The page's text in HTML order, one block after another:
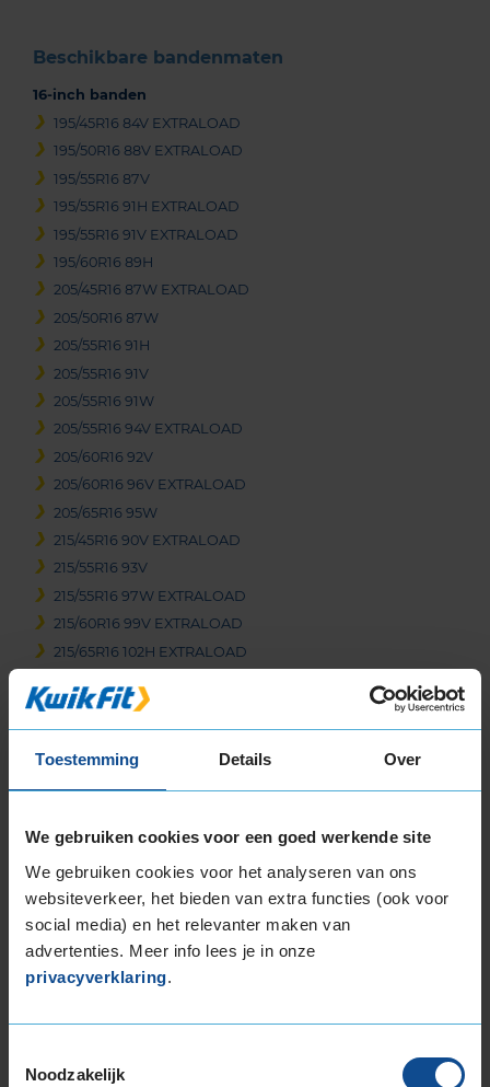
Toestemming Details Over
We gebruiken cookies voor een goed werkende site
We gebruiken cookies voor het analyseren van ons
websiteverkeer, het bieden van extra functies (ook voor
social media) en het relevanter maken van
advertenties. Meer info lees je in onze
privacyverklaring.
Noodzakelijk
Beschikbare bandenmaten
16-inch banden
195/45R16 84V EXTRALOAD
195/50R16 88V EXTRALOAD
195/55R16 87V
195/55R16 91H EXTRALOAD
195/55R16 91V EXTRALOAD
195/60R16 89H
205/45R16 87W EXTRALOAD
205/50R16 87W
205/55R16 91H
205/55R16 91V
205/55R16 91W
205/55R16 94V EXTRALOAD
205/60R16 92V
205/60R16 96V EXTRALOAD
205/65R16 95W
215/45R16 90V EXTRALOAD
215/55R16 93V
215/55R16 97W EXTRALOAD
215/60R16 99V EXTRALOAD
215/65R16 102H EXTRALOAD
215/65R16 98H
215/65R16 98H
215/70R16 100H
225/55R16 95Y
225/60R16 102W EXTRALOAD
235/60R16 104H EXTRALOAD
17-inch banden
205/45R17 88W EXTRALOAD
205/55R17 95V EXTRALOAD
205/65R17 100Y EXTRALOAD